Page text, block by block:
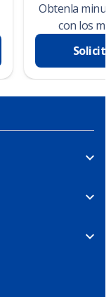
Obtenla
con los